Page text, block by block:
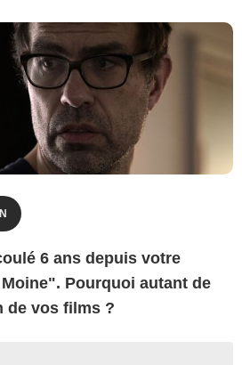
6 ans depuis votre
Pourquoi autant de
de vos films ?